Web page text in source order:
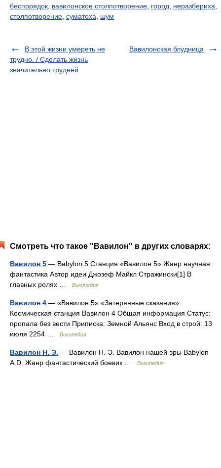
беспорядок вавилонское столпотворение город неразбериха
столпотворение суматоха шум
В этой жизни умереть не
трудно. / Сделать жизнь
значительно трудней
Вавилонская блудница
Смотреть что такое "Вавилон" в других словарях:
Вавилон 5 — Babylon 5 Станция «Вавилон 5» Жанр научная
фантастика Автор идеи Джозеф Майкл Стражински[1] В
главных ролях …
Википедия
Вавилон 4 — «Вавилон 5» «Затерянные сказания»
Космическая станция Вавилон 4 Общая информация Статус:
пропала без вести Приписка: Земной Альянс Вход в строй: 13
июля 2254 …
Википедия
Вавилон Н. Э. — Вавилон Н. Э. Вавилон нашей эры Babylon
A.D. Жанр фантастический боевик …
Википедия